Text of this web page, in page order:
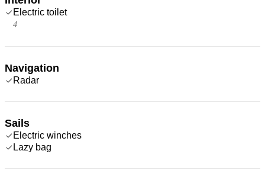
Electric toilet
4
Navigation
Radar
Sails
Electric winches
Lazy bag